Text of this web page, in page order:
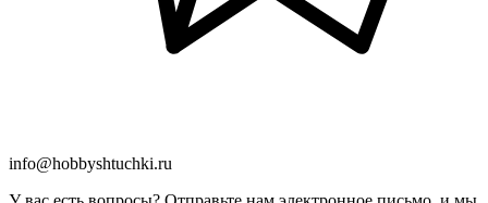
info@hobbyshtuchki.ru